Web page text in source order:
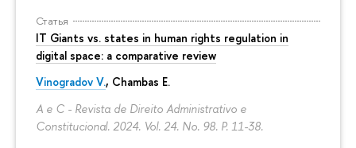
Статья
IT Giants vs. states in human rights regulation in
digital space: a comparative review
Vinogradov V., Chambas E.
A e C - Revista de Direito Administrativo e
Constitucional. 2024. Vol. 24. No. 98. P. 11-38.